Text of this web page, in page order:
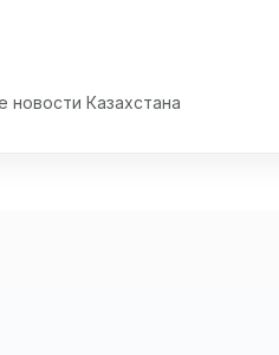
Казахстана